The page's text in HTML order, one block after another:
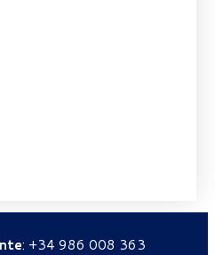
: +34 986 008 363